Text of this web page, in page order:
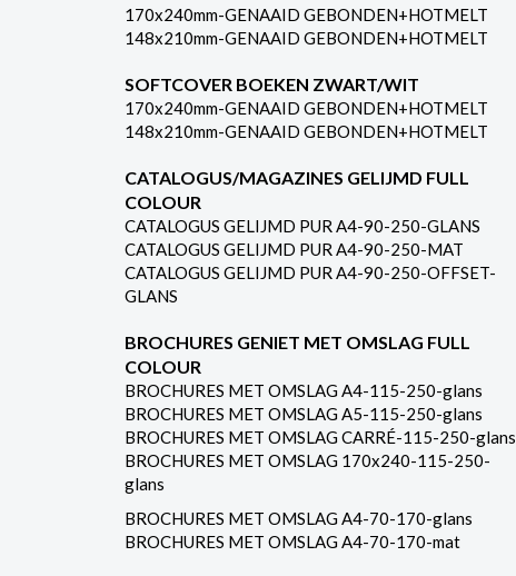
170x240mm-GENAAID GEBONDEN+HOTMELT
148x210mm-GENAAID GEBONDEN+HOTMELT
SOFTCOVER BOEKEN ZWART/WIT
170x240mm-GENAAID GEBONDEN+HOTMELT
148x210mm-GENAAID GEBONDEN+HOTMELT
CATALOGUS/MAGAZINES GELIJMD FULL
COLOUR
CATALOGUS GELIJMD PUR A4-90-250-GLANS
CATALOGUS GELIJMD PUR A4-90-250-MAT
CATALOGUS GELIJMD PUR A4-90-250-OFFSET-
GLANS
BROCHURES GENIET MET OMSLAG FULL
COLOUR
BROCHURES MET OMSLAG A4-115-250-glans
BROCHURES MET OMSLAG A5-115-250-glans
BROCHURES MET OMSLAG CARRÉ-115-250-glans
BROCHURES MET OMSLAG 170x240-115-250-
glans
BROCHURES MET OMSLAG A4-70-170-glans
BROCHURES MET OMSLAG A4-70-170-mat